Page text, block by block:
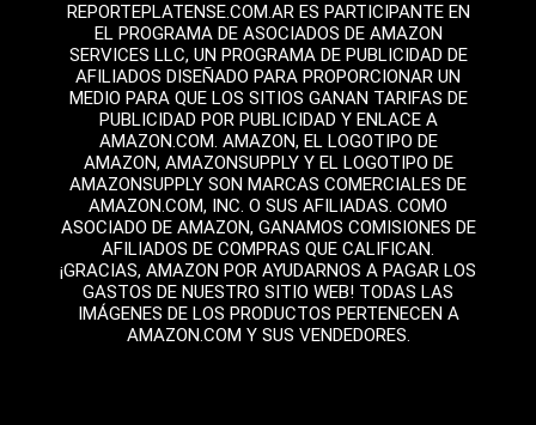
REPORTEPLATENSE.COM.AR ES PARTICIPANTE EN
EL PROGRAMA DE ASOCIADOS DE AMAZON
SERVICES LLC, UN PROGRAMA DE PUBLICIDAD DE
AFILIADOS DISEÑADO PARA PROPORCIONAR UN
MEDIO PARA QUE LOS SITIOS GANAN TARIFAS DE
PUBLICIDAD POR PUBLICIDAD Y ENLACE A
AMAZON.COM. AMAZON, EL LOGOTIPO DE
AMAZON, AMAZONSUPPLY Y EL LOGOTIPO DE
AMAZONSUPPLY SON MARCAS COMERCIALES DE
AMAZON.COM, INC. O SUS AFILIADAS. COMO
ASOCIADO DE AMAZON, GANAMOS COMISIONES DE
AFILIADOS DE COMPRAS QUE CALIFICAN.
¡GRACIAS, AMAZON POR AYUDARNOS A PAGAR LOS
GASTOS DE NUESTRO SITIO WEB! TODAS LAS
IMÁGENES DE LOS PRODUCTOS PERTENECEN A
AMAZON.COM Y SUS VENDEDORES.